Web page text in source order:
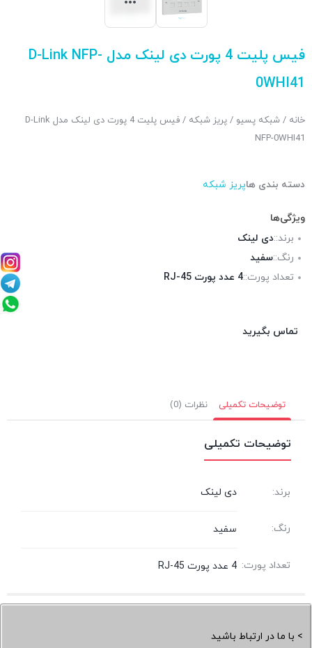
فیس پلیت 4 پورت دی لینک مدل D-Link NFP-
0WHI41
خانه / شبکه پسیو / پریز شبکه
/ فیس پلیت 4 پورت دی لینک مدل D-Link
NFP-0WHI41
دسته بندی هاپریز شبکه
ویژگی‌ها
برند::دی لینک
رنگ::سفید
تعداد پورت::4 عدد پورت RJ-45
تماس بگیرید
توضیحات تکمیلی نظرات (0)
توضیحات تکمیلی
برند: دی لینک
رنگ: سفید
تعداد پورت: 4 عدد پورت RJ-45
> با ما در ارتباط باشید